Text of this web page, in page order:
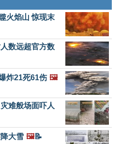
火焰山 惊现末
数远超官方数
炸21死61伤 🖼️
难般场面吓人
大雪 🖼️📝